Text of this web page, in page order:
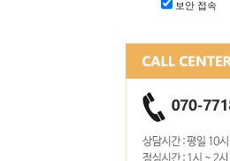
보안 접속